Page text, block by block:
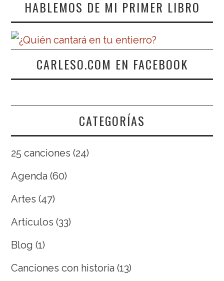
HABLEMOS DE MI PRIMER LIBRO
CARLESO.COM EN FACEBOOK
CATEGORÍAS
25 canciones (24)
Agenda (60)
Artes (47)
Artículos (33)
Blog (1)
Canciones con historia (13)